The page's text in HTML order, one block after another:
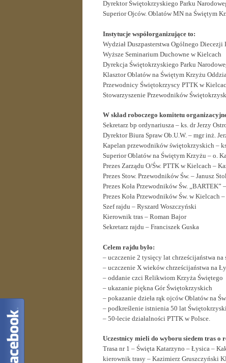
Dyrektor Świętokrzyskiego Parku
Superior Ojców. Oblatów MN na Świętym
Instytucje współorganizujące to:
Wydział Duszpasterstwa Ogólnego
Wyższe Seminarium Duchowne w Kielcach
Dyrekcja Świętokrzyskiego Parku
Klasztor Oblatów na Świętym Krzyżu
Przewodnicy Świętokrzyscy PTTK w
Stowarzyszenie Przewodników
W skład roboczego komitetu
Sekretarz bp ordynariusza – ks. dr Jerzy
Dyrektor Biura Spraw Ob.U.W. – mgr inż.
Kapelan przewodników świętokrzyskich –
Superior Oblatów na Świętym Krzyżu – o.
Prezes Zarządu O/Św. PTTK w Kielcach –
Prezes Stow. Przewodników Św. – Janusz
Prezes Koła Przewodników Św. „BARTEK”
Prezes Koła Przewodników Św. w Kielcach
Szef rajdu – Ryszard Woszczyński
Kierownik tras – Roman Bajor
Sekretarz rajdu – Franciszek Guska
Celem rajdu było:
– uczczenie 2 tysięcy lat chrześcijaństwa na
– uczczenie X wieków chrześcijaństwa na
– oddanie czci Relikwiom Krzyża Świętego
– ukazanie piękna Gór Świętokrzyskich
– pokazanie dzieła rąk ojców Oblatów na
– podkreślenie istnienia 50 lat
– 50-lecie działalności PTTK w Polsce.
Uczestnicy mieli do wyboru siedem tras o
Trasa nr 1 – Święta Katarzyno – Łysica –
kierownik trasy – Kazimierz Gruszczyński